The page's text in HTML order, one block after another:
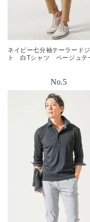
ネイビー七分袖テーラード
ト 白Tシャツ ベージュテ